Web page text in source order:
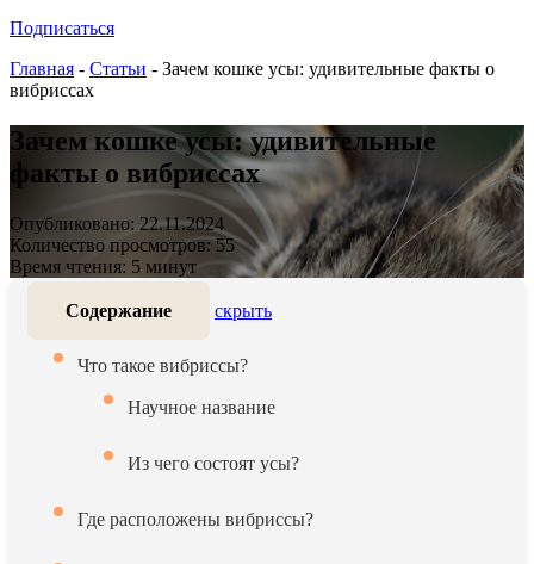
Подписаться
Главная - Статьи - Зачем кошке усы: удивительные факты о
вибриссах
Зачем кошке усы: удивительные
факты о вибриссах
Опубликовано: 22.11.2024
Количество просмотров: 55
Время чтения: 5 минут
Содержание скрыть
Что такое вибриссы?
Научное название
Из чего состоят усы?
Где расположены вибриссы?